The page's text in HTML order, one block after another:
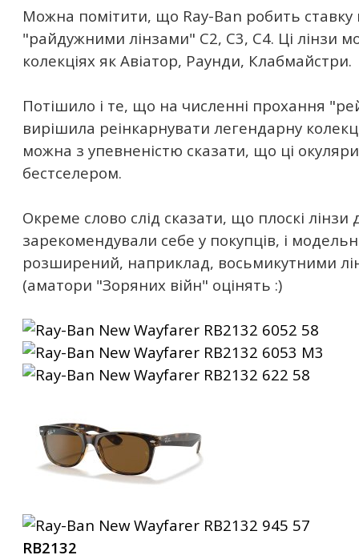
Можна помітити, що Ray-Ban робить ставку
"райдужними лінзами" С2, С3, С4. Ці лінзи
колекціях як Авіатор, Раунди, Клабмайстри.
Потішило і те, що на численні прохання
вирішила реінкарнувати легендарну
можна з упевненістю сказати, що ці
бестселером.
Окреме слово слід сказати, що плоскі лінзи
зарекомендували себе у покупців, і
розширений, наприклад, восьмикутними
(аматори "Зоряних війн" оцінять :)
RB2132